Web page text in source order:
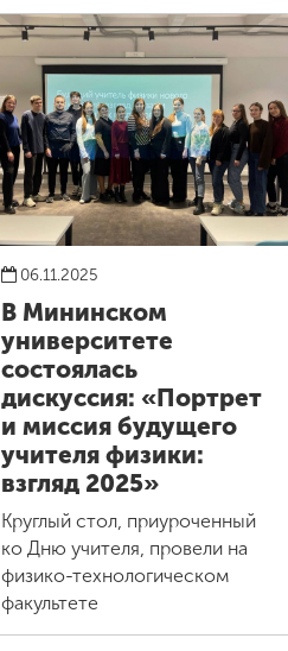
06.11.2025
В Мининском
университете
состоялась
дискуссия: «Портрет
и миссия будущего
учителя физики:
взгляд 2025»
Круглый стол, приуроченный
ко Дню учителя, провели на
физико-технологическом
факультете